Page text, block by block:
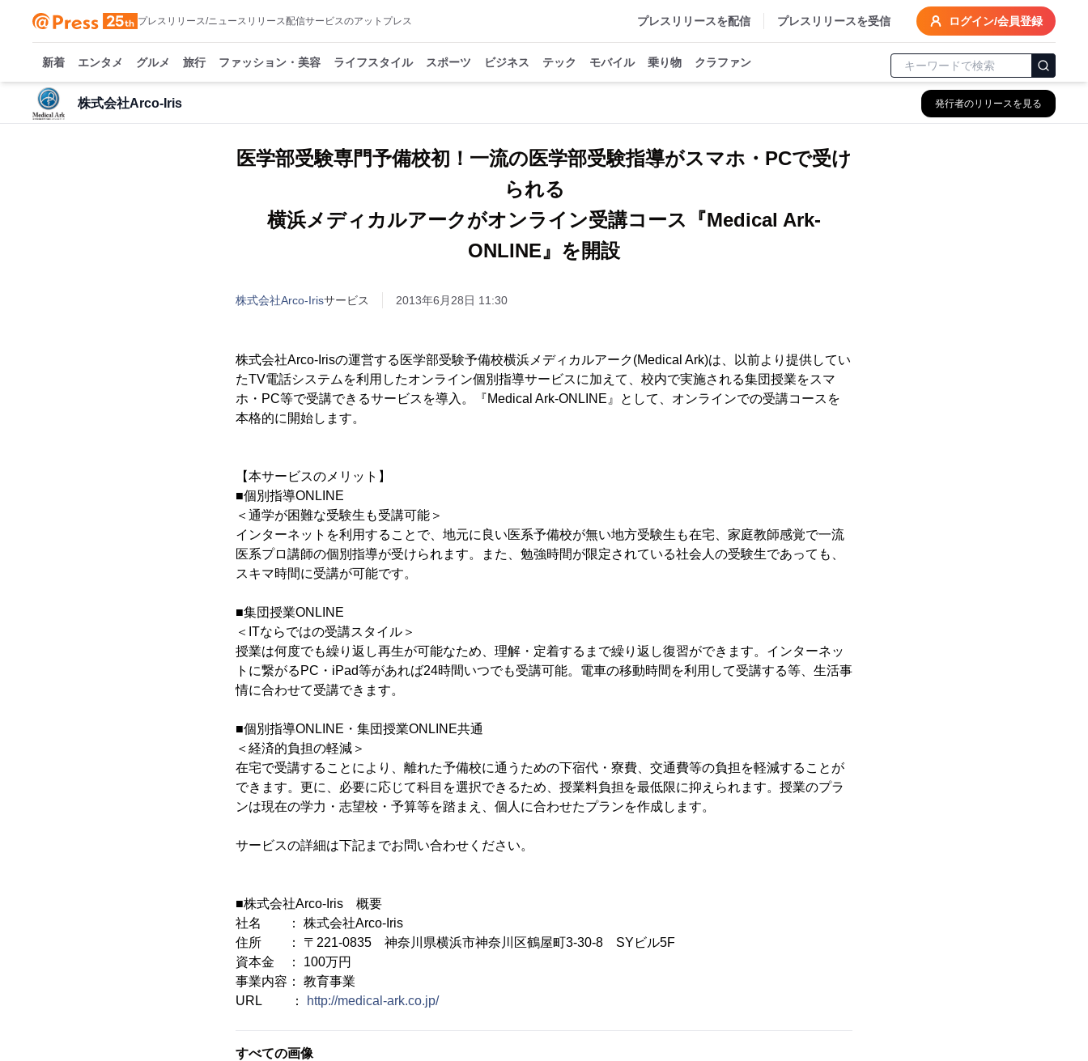
プレスリリース/ニュースリリース配信サービスのアットプレス プレスリリースを配信 プレスリリースを受信 ログイン/会員登録
新着 エンタメ グルメ 旅行 ファッション・美容 ライフスタイル スポーツ ビジネス テック モバイル 乗り物 クラファン
株式会社Arco-Iris 発行者のリリースを見る
医学部受験専門予備校初！一流の医学部受験指導がスマホ・PCで受け
られる
横浜メディカルアークがオンライン受講コース『Medical Ark-
ONLINE』を開設
株式会社Arco-Irisサービス 2013年6月28日 11:30
株式会社Arco-Irisの運営する医学部受験予備校横浜メディカルアーク(Medical Ark)は、以前より提供してい
たTV電話システムを利用したオンライン個別指導サービスに加えて、校内で実施される集団授業をスマ
ホ・PC等で受講できるサービスを導入。『Medical Ark-ONLINE』として、オンラインでの受講コースを
本格的に開始します。
【本サービスのメリット】
■個別指導ONLINE
＜通学が困難な受験生も受講可能＞
インターネットを利用することで、地元に良い医系予備校が無い地方受験生も在宅、家庭教師感覚で一流
医系プロ講師の個別指導が受けられます。また、勉強時間が限定されている社会人の受験生であっても、
スキマ時間に受講が可能です。
■集団授業ONLINE
＜ITならではの受講スタイル＞
授業は何度でも繰り返し再生が可能なため、理解・定着するまで繰り返し復習ができます。インターネッ
トに繋がるPC・iPad等があれば24時間いつでも受講可能。電車の移動時間を利用して受講する等、生活事
情に合わせて受講できます。
■個別指導ONLINE・集団授業ONLINE共通
＜経済的負担の軽減＞
在宅で受講することにより、離れた予備校に通うための下宿代・寮費、交通費等の負担を軽減することが
できます。更に、必要に応じて科目を選択できるため、授業料負担を最低限に抑えられます。授業のプラ
ンは現在の学力・志望校・予算等を踏まえ、個人に合わせたプランを作成します。
サービスの詳細は下記までお問い合わせください。
■株式会社Arco-Iris 概要
社名 ： 株式会社Arco-Iris
住所 ： 〒221-0835 神奈川県横浜市神奈川区鶴屋町3-30-8 SYビル5F
資本金 ： 100万円
事業内容： 教育事業
URL ：
http://medical-ark.co.jp/
すべての画像